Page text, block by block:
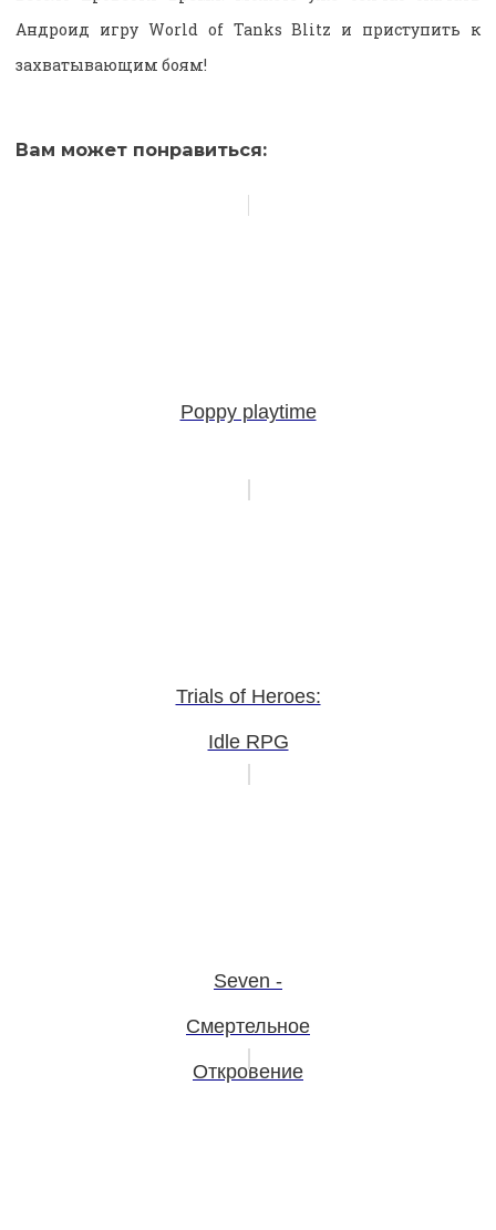
Андроид игру World of Tanks Blitz и приступить к
захватывающим боям!
Вам может понравиться:
Poppy playtime
Trials of Heroes:
Idle RPG
Seven -
Смертельное
Откровение